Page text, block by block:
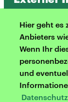
Hier geht es
Anbieters
Wenn Ihr
und